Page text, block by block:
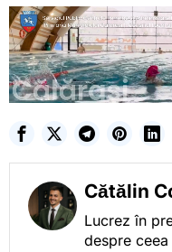
Cătălin
Lucrez în
despre